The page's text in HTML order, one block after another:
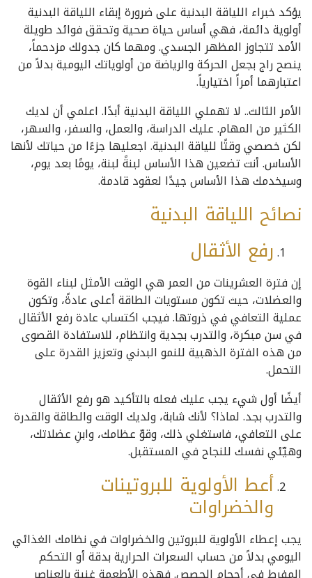
يؤكد خبراء اللياقة البدنية على ضرورة إبقاء اللياقة البدنية
أولوية دائمة، فهي أساس حياة صحية وتحقق فوائد طويلة
الأمد تتجاوز المظهر الجسدي. ومهما كان جدولك مزدحماً،
ينصح راج بجعل الحركة والرياضة من أولوياتك اليومية بدلاً من
اعتبارهما أمراً اختيارياً.
الأمر الثالث.. لا تهملي اللياقة البدنية أبدًا. اعلمي أن لديك
الكثير من المهام. عليك الدراسة، والعمل، والسفر، والسهر،
لكن خصصي وقتًا للياقة البدنية. اجعليها جزءًا من حياتك لأنها
الأساس. أنت تضعين هذا الأساس لبنةً لبنة، يومًا بعد يوم،
وسيخدمك هذا الأساس جيدًا لعقود قادمة.
نصائح اللياقة البدنية
رفع الأثقال
إن فترة العشرينات من العمر هي الوقت الأمثل لبناء القوة
والعضلات، حيث تكون مستويات الطاقة أعلى عادةً، وتكون
عملية التعافي في ذروتها. فيجب اكتساب عادة رفع الأثقال
في سن مبكرة، والتدرب بجدية وانتظام، للاستفادة القصوى
من هذه الفترة الذهبية للنمو البدني وتعزيز القدرة على
التحمل.
أيضًا أول شيء يجب عليك فعله بالتأكيد هو رفع الأثقال
والتدرب بجد. لماذا؟ لأنك شابة، ولديك الوقت والطاقة والقدرة
على التعافي، فاستغلي ذلك، وقوّ عظامك، وابنِ عضلاتك،
وهيّئي نفسك للنجاح في المستقبل.
أعط الأولوية للبروتينات
والخضراوات
يجب إعطاء الأولوية للبروتين والخضراوات في نظامك الغذائي
اليومي بدلاً من حساب السعرات الحرارية بدقة أو التحكم